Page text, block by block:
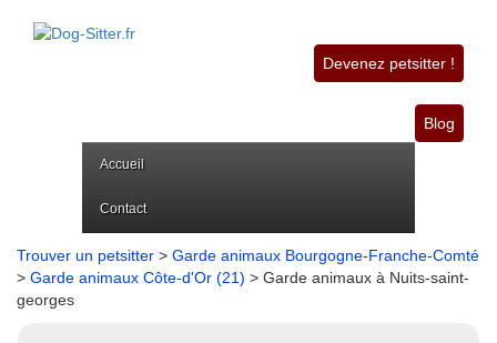
Devenez petsitter !
Blog
Accueil
Contact
Trouver un petsitter > Garde animaux Bourgogne-Franche-Comté
> Garde animaux Côte-d'Or (21) > Garde animaux à Nuits-saint-
georges